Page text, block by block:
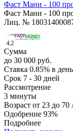
Фаст Мани - 100
Фаст Мани - 100
Лиц. №
4,2
Сумма
до 30 000 руб.
Ставка 0.85% в день
Срок 7 - 30 дней
Рассмотрение
3 минуты
Возраст от 23 до 70
Одобрение 93%
Подробнее